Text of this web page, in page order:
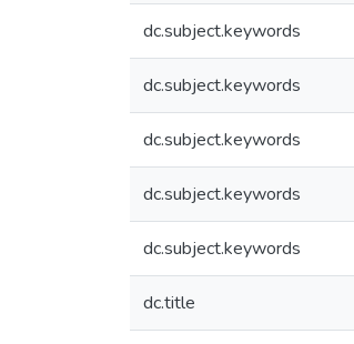
dc.subject.keywords
dc.subject.keywords
dc.subject.keywords
dc.subject.keywords
dc.subject.keywords
dc.title